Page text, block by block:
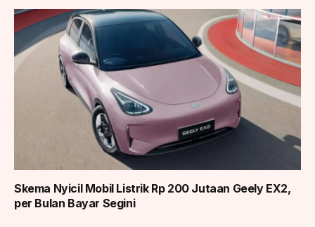
Skema Nyicil Mobil Listrik Rp 200 Jutaan Geely EX2,
per Bulan Bayar Segini